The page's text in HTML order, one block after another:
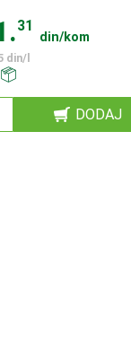
31
din/kom
din/l
DODAJ